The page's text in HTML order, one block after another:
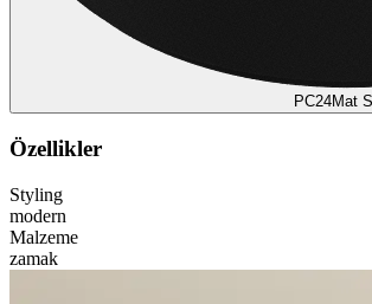
PC24Mat
Özellikler
Styling
modern
Malzeme
zamak